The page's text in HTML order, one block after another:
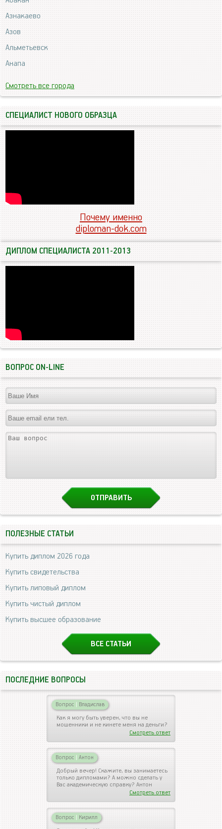
Азнакаево
Азов
Альметьевск
Анапа
Смотреть все города
СПЕЦИАЛИСТ НОВОГО ОБРАЗЦА
Почему именно
diploman-dok.com
ДИПЛОМ СПЕЦИАЛИСТА 2011-2013
ВОПРОС ON-LINE
ПОЛЕЗНЫЕ СТАТЬИ
Купить диплом 2026 года
Купить свидетельства
Купить липовый диплом
Купить чистый диплом
Купить высшее образование
ВСЕ СТАТЬИ
ПОСЛЕДНИЕ ВОПРОСЫ
Вопрос Владислав
Как я могу быть уверен, что вы не
мошенники и не кинете меня на деньги?
Смотреть ответ
Вопрос Антон
Добрый вечер! Скажите, вы занимаетесь
только дипломами? А можно сделать у
Вас академическую справку? Антон
Смотреть ответ
Вопрос Кирилл